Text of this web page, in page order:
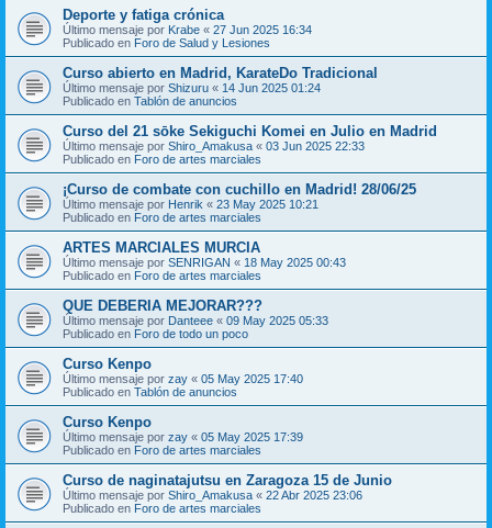
Deporte y fatiga crónica
Último mensaje por Krabe « 27 Jun 2025 16:34
Publicado en Foro de Salud y Lesiones
Curso abierto en Madrid, KarateDo Tradicional
Último mensaje por Shizuru « 14 Jun 2025 01:24
Publicado en Tablón de anuncios
Curso del 21 sōke Sekiguchi Komei en Julio en Madrid
Último mensaje por Shiro_Amakusa « 03 Jun 2025 22:33
Publicado en Foro de artes marciales
¡Curso de combate con cuchillo en Madrid! 28/06/25
Último mensaje por Henrik « 23 May 2025 10:21
Publicado en Foro de artes marciales
ARTES MARCIALES MURCIA
Último mensaje por SENRIGAN « 18 May 2025 00:43
Publicado en Foro de artes marciales
QUE DEBERIA MEJORAR???
Último mensaje por Danteee « 09 May 2025 05:33
Publicado en Foro de todo un poco
Curso Kenpo
Último mensaje por zay « 05 May 2025 17:40
Publicado en Tablón de anuncios
Curso Kenpo
Último mensaje por zay « 05 May 2025 17:39
Publicado en Foro de artes marciales
Curso de naginatajutsu en Zaragoza 15 de Junio
Último mensaje por Shiro_Amakusa « 22 Abr 2025 23:06
Publicado en Foro de artes marciales